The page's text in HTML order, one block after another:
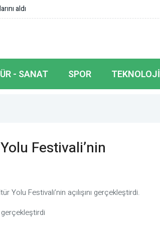
aldı
- SANAT SPOR TEKNOLOJI
Festivali’nin
Yolu Festivali’nin açılışını gerçekleştirdi.